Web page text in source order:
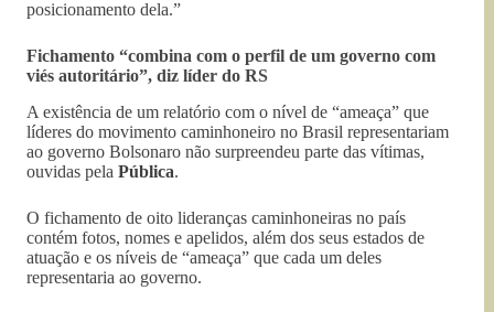
posicionamento dela.”
Fichamento “combina com o perfil de um governo com
viés autoritário”, diz líder do RS
A existência de um relatório com o nível de “ameaça” que
líderes do movimento caminhoneiro no Brasil representariam
ao governo Bolsonaro não surpreendeu parte das vítimas,
ouvidas pela Pública.
O fichamento de oito lideranças caminhoneiras no país
contém fotos, nomes e apelidos, além dos seus estados de
atuação e os níveis de “ameaça” que cada um deles
representaria ao governo.